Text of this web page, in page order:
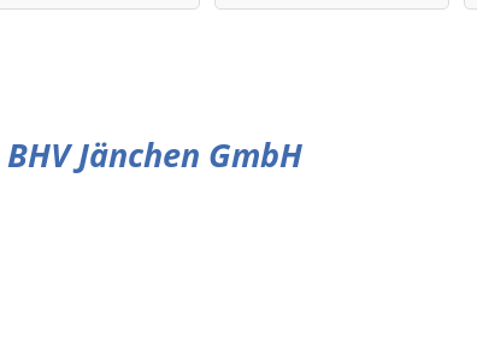
BHV Jänchen GmbH